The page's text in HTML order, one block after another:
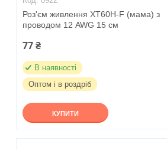
Роз'єм живлення XT60H-F (мама) з
проводом 12 AWG 15 см
77 ₴
В наявності
Оптом і в роздріб
КУПИТИ